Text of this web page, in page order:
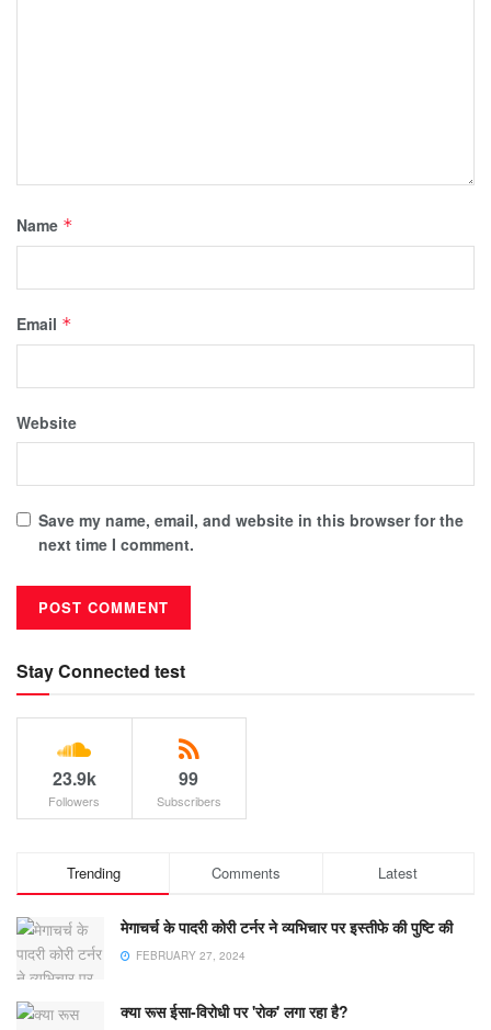
Name *
Email *
Website
Save my name, email, and website in this browser for the
next time I comment.
Stay Connected test
23.9k
Followers
99
Subscribers
Trending Comments Latest
मेगाचर्च के पादरी कोरी टर्नर ने व्यभिचार पर इस्तीफे की पुष्टि की
FEBRUARY 27, 2024
क्या रूस ईसा-विरोधी पर 'रोक' लगा रहा है?